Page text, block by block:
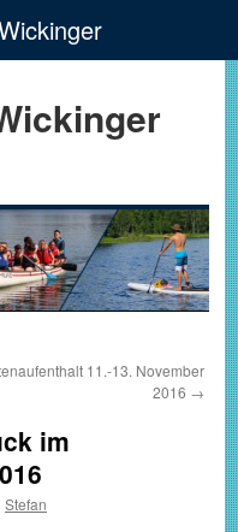
11.-13. November
2016 →
im
Stefan